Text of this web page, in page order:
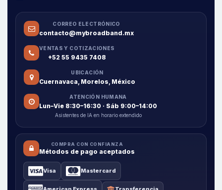
CORREO ELECTRÓNICO
contacto@mybroadband.mx
VENTAS Y COTIZACIONES
+52 55 9435 7408
UBICACIÓN
Cuernavaca, Morelos, México
ATENCIÓN HUMANA
Lun–Vie 8:30–16:30 · Sáb 9:00–14:00
Asistentes de IA en horario extendido
COMPRA CON CONFIANZA
Métodos de pago aceptados
Visa Mastercard